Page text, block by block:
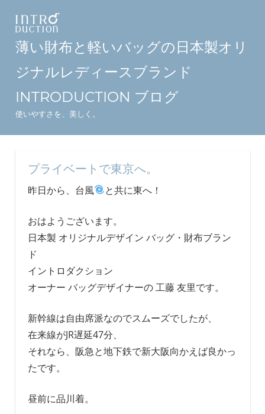
薄い財布と軽いバッグの日本製オリ
ジナルレディースブランド
INTRODUCTION ブログ
使いやすさを、美しく。
プライベートで東京へ。
昨日から、台風 と共に東へ！
おはようございます。
日本製 オリジナルデザイン バッグ・財布ブラン
ド
イントロダクション
オーナー バッグデザイナーの 工藤 友里です。
新幹線は自由席派なのでスムーズでしたが、
在来線がJR遅延47分、
それなら、阪急と地下鉄で新大阪向かえば良かっ
たです。
昼前に品川着。